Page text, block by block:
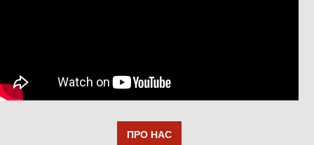
ПРО НАС